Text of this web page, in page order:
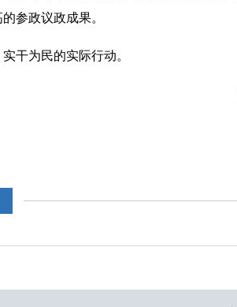
参政议政成果。
干为民的实际行动。